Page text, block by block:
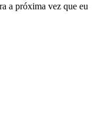
a próxima vez que eu